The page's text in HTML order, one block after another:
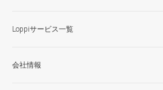
Loppiサービス一覧
会社情報